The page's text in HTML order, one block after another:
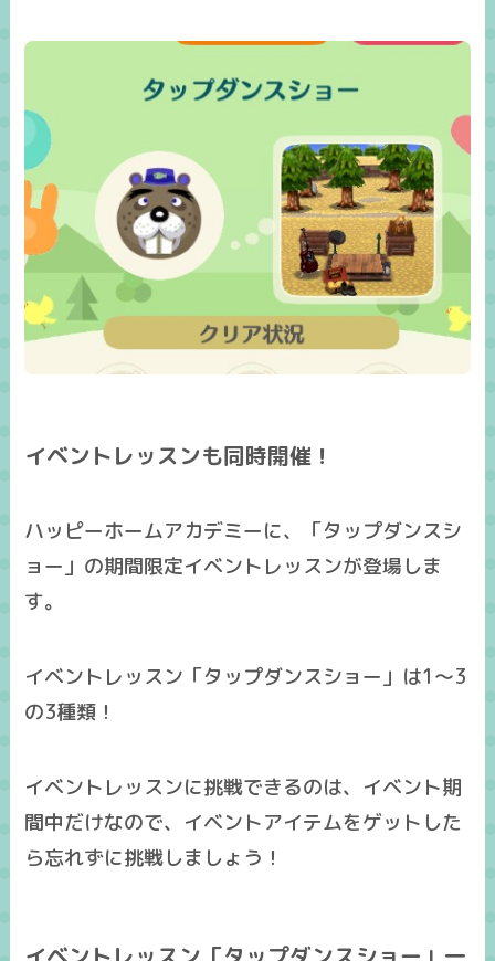
イベントレッスンも同時開催！
ハッピーホームアカデミーに、「タップダンスシ
ョー」の期間限定イベントレッスンが登場しま
す。
イベントレッスン「タップダンスショー」は1～3
の3種類 ！
イベントレッスンに挑戦できるのは、イベント期
間中だけなので、イベントアイテムをゲットした
ら忘れずに挑戦しましょう！